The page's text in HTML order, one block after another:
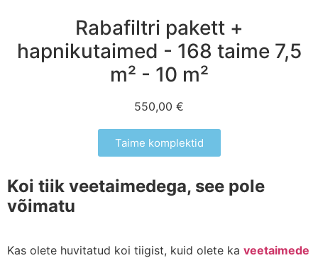
Rabafiltri pakett +
hapnikutaimed - 168 taime 7,5
m² - 10 m²
550,00 €
Taime komplektid
Koi tiik veetaimedega, see pole
võimatu
Kas olete huvitatud koi tiigist, kuid olete ka veetaimede